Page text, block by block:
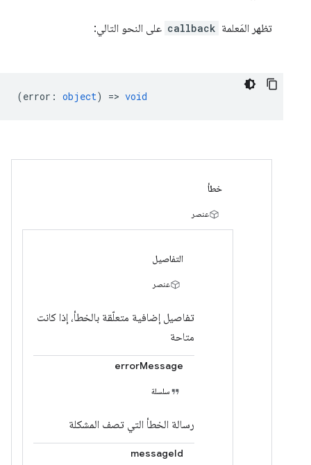
تظهر المَعلمة callback على النحو التالي:
(error : object) => void
خطأ
عنصر
التفاصيل
عنصر
تفاصيل إضافية متعلّقة بالخطأ، إذا كانت
متاحة
errorMessage
سلسلة
رسالة الخطأ التي تصف المشكلة
messageId